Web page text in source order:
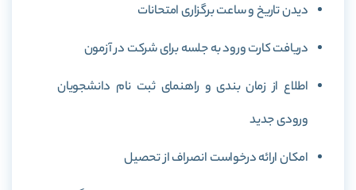
دیدن تاریخ و ساعت برگزاری امتحانات
دریافت کارت ورود به جلسه برای شرکت در آزمون
اطلاع از زمان بندی و راهنمای ثبت نام دانشجویان
ورودی جدید
امکان ارائه درخواست انصراف از تحصیل